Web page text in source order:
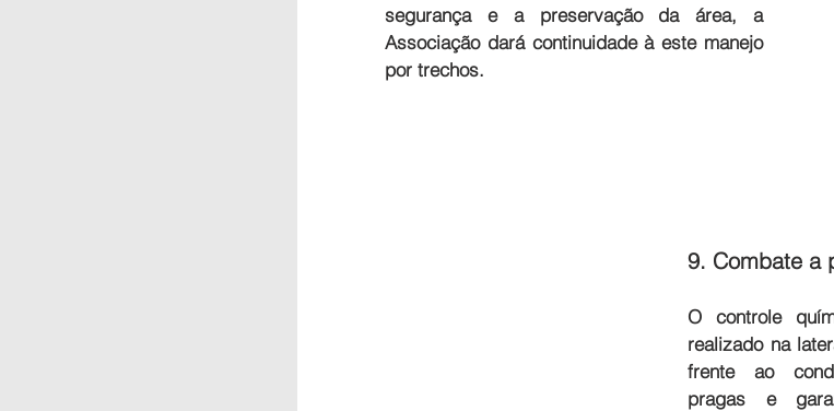
segurança e a preservação da área, a
Associação dará continuidade à este manejo
por trechos.
9. Combate a
O controle
realizado na
frente ao
pragas e